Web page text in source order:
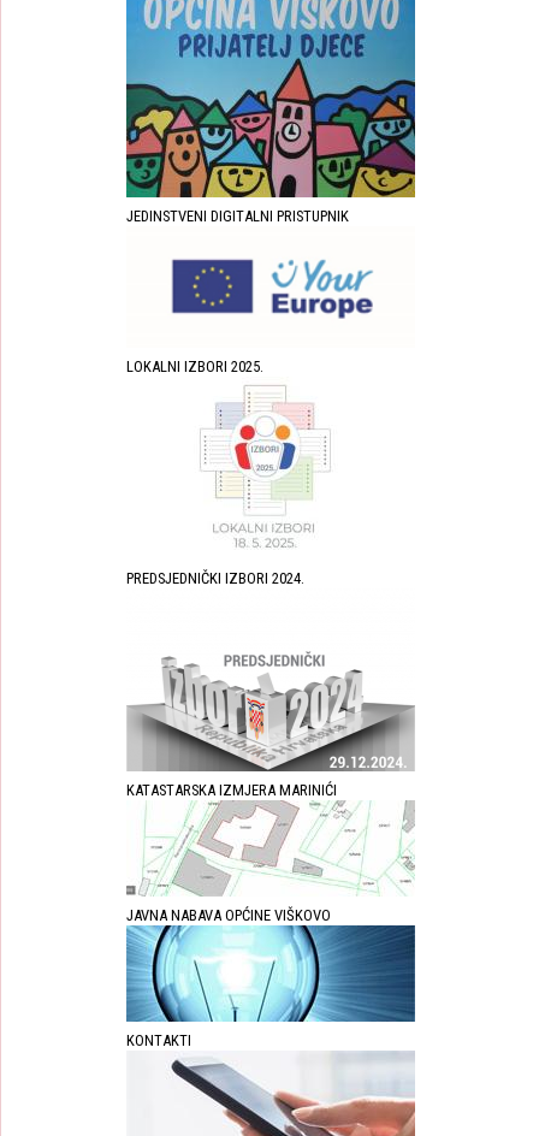
JEDINSTVENI DIGITALNI PRISTUPNIK
LOKALNI IZBORI 2025.
PREDSJEDNIČKI IZBORI 2024.
KATASTARSKA IZMJERA MARINIĆI
JAVNA NABAVA OPĆINE VIŠKOVO
KONTAKTI